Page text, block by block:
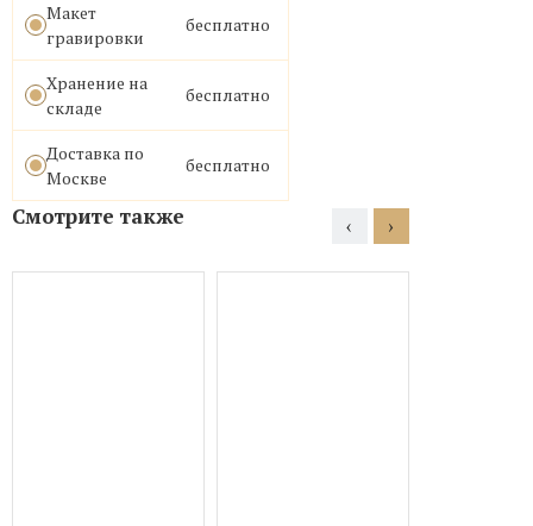
Макет
гравировки
бесплатно
Хранение на
складе
бесплатно
Доставка по
Москве
бесплатно
Смотрите также ‹ ›